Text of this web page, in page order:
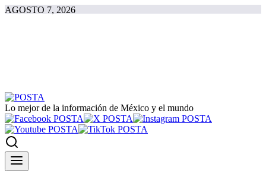
AGOSTO 7, 2026
Lo mejor de la información de México y el mundo